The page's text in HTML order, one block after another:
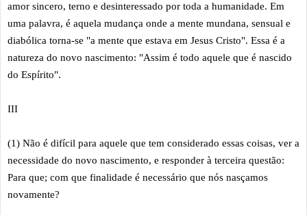
amor sincero, terno e desinteressado por toda a humanidade. Em
uma palavra, é aquela mudança onde a mente mundana, sensual e
diabólica torna-se "a mente que estava em Jesus Cristo". Essa é a
natureza do novo nascimento: "Assim é todo aquele que é nascido
do Espírito".
III
(1) Não é difícil para aquele que tem considerado essas coisas, ver a
necessidade do novo nascimento, e responder à terceira questão:
Para que; com que finalidade é necessário que nós nasçamos
novamente?